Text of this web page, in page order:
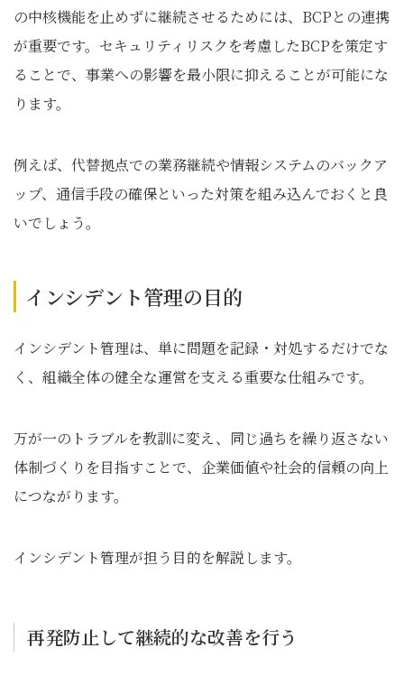
の中核機能を止めずに継続させるためには、BCPとの連携
が重要です。セキュリティリスクを考慮したBCPを策定す
ることで、事業への影響を最小限に抑えることが可能にな
ります。
例えば、代替拠点での業務継続や情報システムのバックア
ップ、通信手段の確保といった対策を組み込んでおくと良
いでしょう。
インシデント管理の目的
インシデント管理は、単に問題を記録・対処するだけでな
く、組織全体の健全な運営を支える重要な仕組みです。
万が一のトラブルを教訓に変え、同じ過ちを繰り返さない
体制づくりを目指すことで、企業価値や社会的信頼の向上
につながります。
インシデント管理が担う目的を解説します。
再発防止して継続的な改善を行う